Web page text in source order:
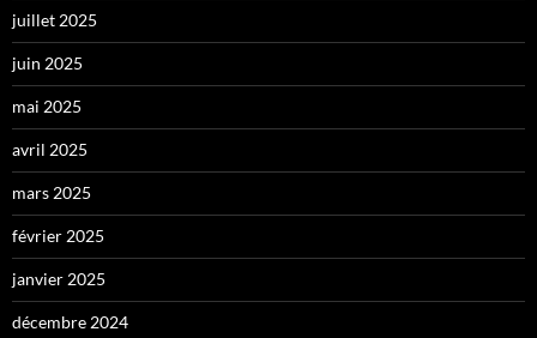
juillet 2025
juin 2025
mai 2025
avril 2025
mars 2025
février 2025
janvier 2025
décembre 2024